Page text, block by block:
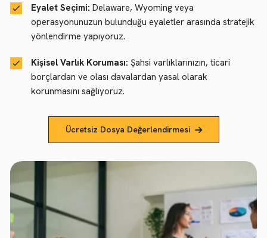
Eyalet Seçimi: Delaware, Wyoming veya
operasyonunuzun bulunduğu eyaletler arasında stratejik
yönlendirme yapıyoruz.
Kişisel Varlık Koruması: Şahsi varlıklarınızın, ticari
borçlardan ve olası davalardan yasal olarak
korunmasını sağlıyoruz.
Ücretsiz Dosya Değerlendirmesi